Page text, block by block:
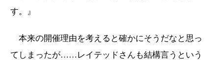
す。』
本来の開催理由を考えると確かにそうだなと思っ
てしまったが……レイテッドさんも結構言うという